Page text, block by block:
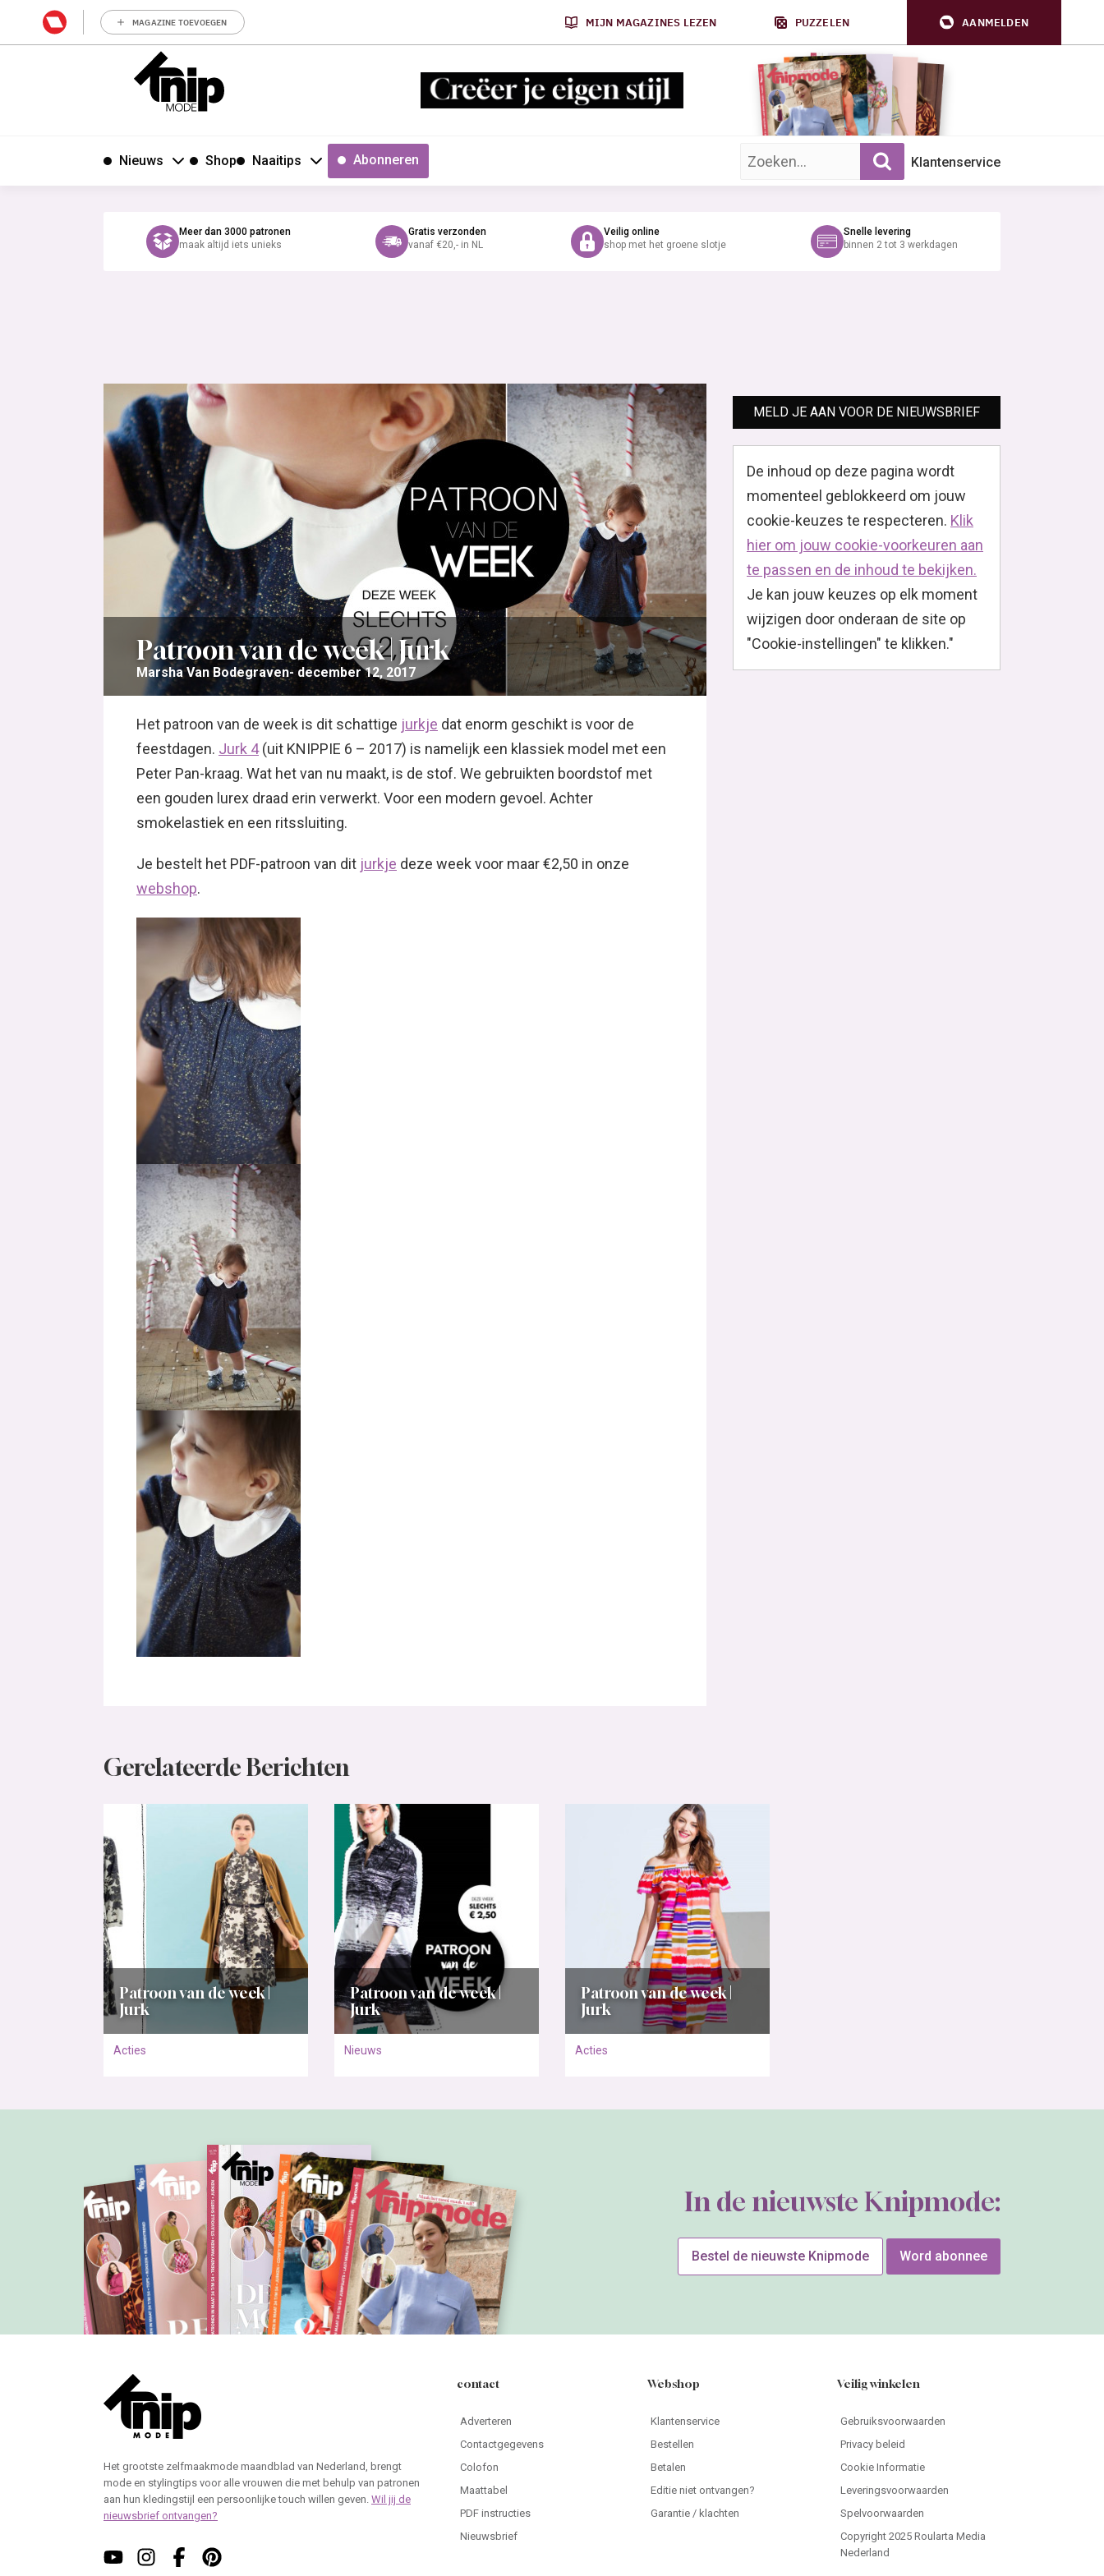
MAGAZINE TOEVOEGEN MIJN MAGAZINES LEZEN PUZZELEN AANMELDEN
Nieuws Shop Naaitips Abonneren Zoek op trefwoord: Klantenservice
Meer dan 3000 patronen
maak altijd iets unieks
Gratis verzonden
vanaf €20,- in NL
Veilig online
shop met het groene slotje
Snelle levering
binnen 2 tot 3 werkdagen
Patroon van de week | Jurk
Marsha Van Bodegraven december 12, 2017
Het patroon van de week is dit schattige jurkje dat enorm geschikt is voor de
feestdagen. Jurk 4(uit KNIPPIE 6 – 2017) is namelijk een klassiek model met een
Peter Pan-kraag. Wat het van nu maakt, is de stof. We gebruikten boordstof met
een gouden lurex draad erin verwerkt. Voor een modern gevoel. Achter
smokelastiek en een ritssluiting.
Je bestelt het PDF-patroon van dit jurkje deze week voor maar €2,50 in onze
webshop.
MELD JE AAN VOOR DE NIEUWSBRIEF
De inhoud op deze pagina wordt
momenteel geblokkeerd om jouw
cookie-keuzes te respecteren. Klik
hier om jouw cookie-voorkeuren aan
te passen en de inhoud te bekijken.
Je kan jouw keuzes op elk moment
wijzigen door onderaan de site op
"Cookie-instellingen" te klikken."
Gerelateerde Berichten
Patroon van de week |
Jurk
Acties
Patroon van de week |
Jurk
Nieuws
Patroon van de week |
Jurk
Acties
In de nieuwste Knipmode:
Bestel de nieuwste Knipmode Word abonnee
Het grootste zelfmaakmode maandblad van Nederland, brengt
mode en stylingtips voor alle vrouwen die met behulp van patronen
aan hun kledingstijl een persoonlijke touch willen geven. Wil jij de
nieuwsbrief ontvangen?
contact
Adverteren
Contactgegevens
Colofon
Maattabel
PDF instructies
Nieuwsbrief
Webshop
Klantenservice
Bestellen
Betalen
Editie niet ontvangen?
Garantie / klachten
Veilig winkelen
Gebruiksvoorwaarden
Privacy beleid
Cookie Informatie
Leveringsvoorwaarden
Spelvoorwaarden
Copyright 2025 Roularta Media
Nederland